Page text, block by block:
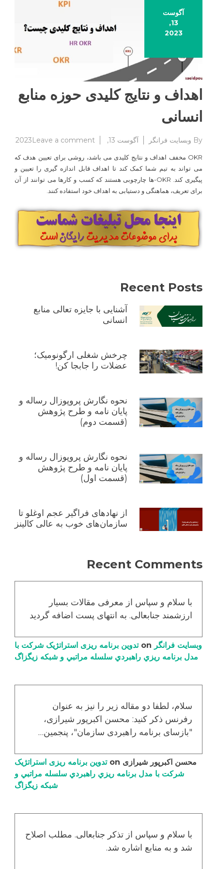
آگوست
13,
2023
اهداف و نتایج کلیدی حوزه منابع
انسانی
By وبسایت فرانگر آگوست 13, 2023 Leave a comment
on
و
نتایج
کلیدی
OKR مخفف اهداف و نتایج کلیدی می باشد، روشی برای تعیین هدف که
می تواند به تیم شما کمک کند تا اهداف قابل اندازه گیری را تعیین و
پیگیری کند. OKR-ها چارچوبی هستند که کسب و کارها می توانند از آن
برای تعریف، هماهنگی و دستیابی به اهداف خود استفاده کنند.
Recent Posts
آشنایی با جایزه تعالی منابع
انسانی
چرخش شغلی ارگونومیک؛
عضلات را جابجا کن!
نحوه نگارش پروپوزال رساله و
پایان نامه و طرح پژوهش
(قسمت دوم)
نحوه نگارش پروپوزال رساله و
پایان نامه و طرح پژوهش
(قسمت اول)
از نهادهای فراگیر عجم اوغلو تا
سازمان‌های خوب به عالی کالینز
Recent Comments
با سلام و سپاس از معرفی مقالات بسیار
ارزشمند جنابعالی. به انتهای پست اضافه گردید
وبسایت فرانگر
تدوین برنامه ریزی استراتژیک شرکت با
مدل برنامه ریزي راهبردي سلسله مراتبي و شبکه زیگزاگ
سلام، لطفا دو مقاله زیر را نیز به عنوان
رفرنس ذکر کنید: محسن اکبرپور شیرازی،
"بازسای برنامه راهبردی سازمان"، پنجمین…
محسن اکبرپور شیرازی
تدوین برنامه ریزی استراتژیک
شرکت با مدل برنامه ریزي راهبردي سلسله مراتبي و
شبکه زیگزاگ
با سلام و سپاس از تذکر جنابعالی. مطلب اصلاح
شد و به منابع اشاره شد.